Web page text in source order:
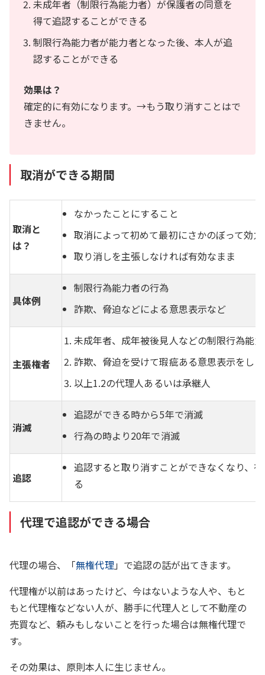
未成年者（制限行為能力者）が保護者の同意を
得て追認することができる
制限行為能力者が能力者となった後、本人が追
認することができる
効果は？
確定的に有効になります。→もう取り消すことはで
きません。
取消ができる期間
取消と
は？
なかったことにすること
取消によって初めて最初にさかのぼって効
取り消しを主張しなければ有効なまま
具体例
制限行為能力者の行為
詐欺、脅迫などによる意思表示など
主張権者
未成年者、成年被後見人などの制限行為能
詐欺、脅迫を受けて瑕疵ある意思表示をし
以上1.2の代理人あるいは承継人
消滅
追認ができる時から5年で消滅
行為の時より20年で消滅
追認
追認すると取り消すことができなくなり、
る
代理で追認ができる場合
代理の場合、「無権代理」で追認の話が出てきます。
代理権が以前はあったけど、今はないような人や、もと
もと代理権などない人が、勝手に代理人として不動産の
売買など、頼みもしないことを行った場合は無権代理で
す。
その効果は、原則本人に生じません。